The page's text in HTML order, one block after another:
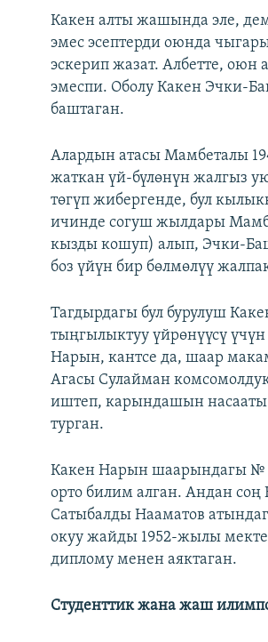
Какен алты жашында эле,
эмес эсептерди оюнда
эскерип жазат. Албетте, оюн
эмеспи. Оболу Какен Эчки-
баштаган.
Алардын атасы Мамбеталы
жаткан үй-бүлөнүн жалгыз
төгүп жибергенде, бул
ичинде согуш жылдары
кызды кошуп) алып, Эчки-
боз үйүн бир бөлмөлүү
Тагдырдагы бул бурулуш
тыңгылыктуу үйрөнүүсү
Нарын, кантсе да, шаар
Агасы Сулайман
иштеп, карындашын
турган.
Какен Нарын шаарындагы № 1
орто билим алган. Андан
Сатыбалды Нааматов
окуу жайды 1952-жылы
диплому менен аяктаган.
Студенттик жана жаш